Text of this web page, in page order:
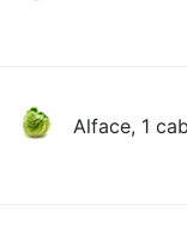
Alface, 1